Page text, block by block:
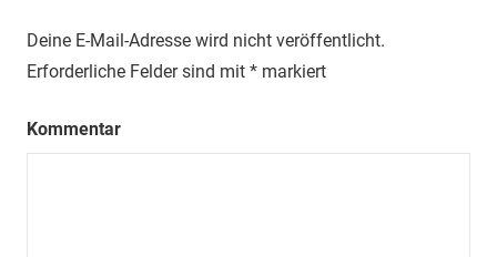
Deine E-Mail-Adresse wird nicht veröffentlicht.
Erforderliche Felder sind mit * markiert
Kommentar